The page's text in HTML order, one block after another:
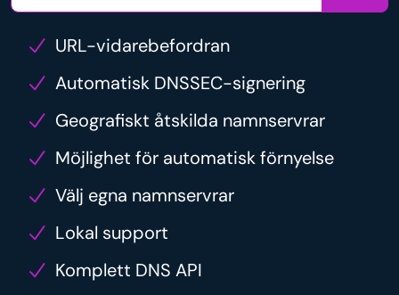
URL-vidarebefordran
Automatisk DNSSEC-signering
Geografiskt åtskilda namnservrar
Möjlighet för automatisk förnyelse
Välj egna namnservrar
Lokal support
Komplett DNS API